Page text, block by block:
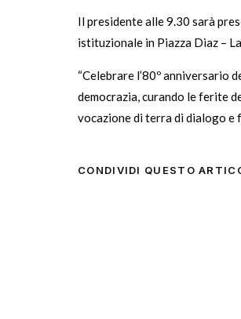
Il presidente alle 9.30 sarà
istituzionale in Piazza Diaz –
“Celebrare l’80º anniversario
democrazia, curando le ferite
vocazione di terra di dialogo e
CONDIVIDI QUESTO